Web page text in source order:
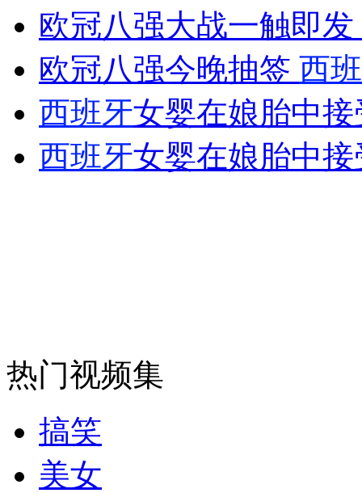
无痛分娩是否安全 医生回应
外交部：反对强权政治霸凌主义
消防员救轻生者 花炮节热闹非凡
纽约上演“枕头大战”
欧冠八强大战一触即
欧冠八强今晚抽签 西
西班牙女婴在娘胎中
西班牙女婴在娘胎中
热门视频集
搞笑
美女